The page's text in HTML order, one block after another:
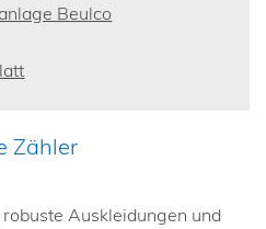
Beulco
Zähler
Auskleidungen und